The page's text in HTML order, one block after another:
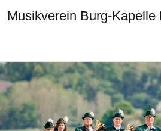
Musikverein Burg-Kapelle